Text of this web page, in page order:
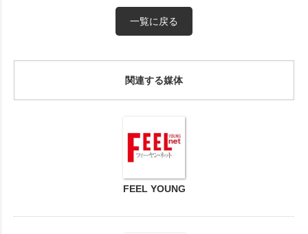
一覧に戻る
関連する媒体
FEEL YOUNG